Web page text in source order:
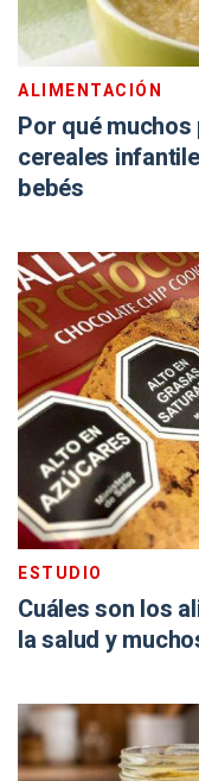
ALIMENTACIÓN
Por qué
cereales
bebés
ESTUDIO
Cuáles son los
la salud y